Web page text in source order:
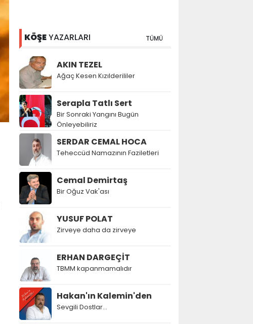
KÖŞEYAZARLARI TÜMÜ
AKIN TEZEL
Ağaç Kesen Kızılderililer
Serapla Tatlı Sert
Bir Sonraki Yangını Bugün
Önleyebiliriz
SERDAR CEMAL HOCA
Teheccüd Namazının Faziletleri
Cemal Demirtaş
Bir Oğuz Vak'ası
YUSUF POLAT
Zirveye daha da zirveye
ERHAN DARGEÇİT
TBMM kapanmamalıdır
Hakan'ın Kalemin'den
Sevgili Dostlar...